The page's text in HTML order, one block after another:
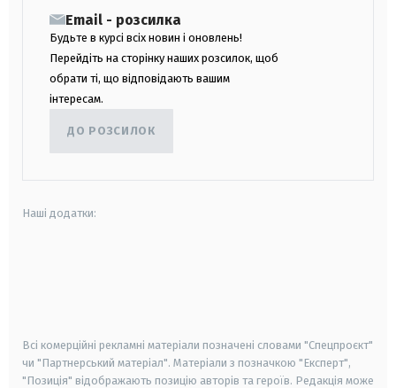
Email - розсилка
Будьте в курсі всіх новин і оновлень!
Перейдіть на сторінку наших розсилок, щоб
обрати ті, що відповідають вашим
інтересам.
ДО РОЗСИЛОК
Наші додатки:
Всі комерційні рекламні матеріали позначені словами "Спецпроєкт"
чи "Партнерський матеріал". Матеріали з позначкою "Експерт",
"Позиція" відображають позицію авторів та героїв. Редакція може